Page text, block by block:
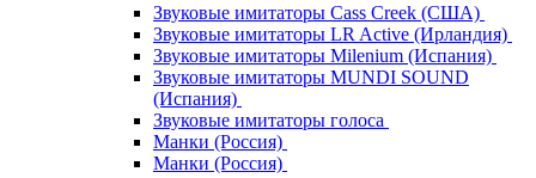
Звуковые имитаторы Cass Creek (США)
Звуковые имитаторы LR Active (Ирландия)
Звуковые имитаторы Milenium (Испания)
Звуковые имитаторы MUNDI SOUND
(Испания)
Звуковые имитаторы голоса
Манки (Россия)
Манки (Россия)